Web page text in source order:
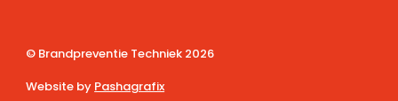
© Brandpreventie Techniek 2026
Website by Pashagrafix